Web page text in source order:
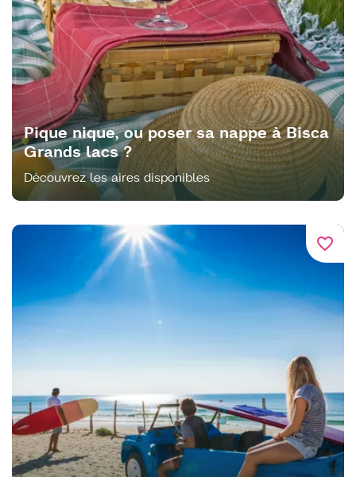
Pique nique, ou poser sa nappe à Bisca
Grands lacs ?
Découvrez les aires disponibles
favorite_border